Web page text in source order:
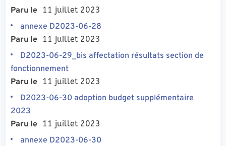
Paru le 11 juillet 2023
annexe D2023-06-28
Paru le 11 juillet 2023
D2023-06-29_bis affectation résultats section de
fonctionnement
Paru le 11 juillet 2023
D2023-06-30 adoption budget supplémentaire
2023
Paru le 11 juillet 2023
annexe D2023-06-30